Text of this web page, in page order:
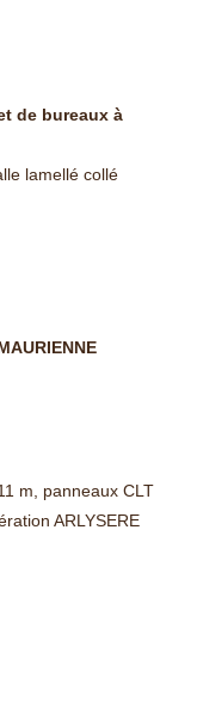
de bureaux à
lamellé collé
m, panneaux CLT
ARLYSERE